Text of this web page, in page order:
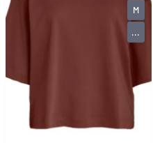
M
...